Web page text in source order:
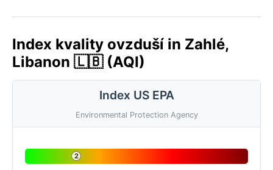
Index kvality ovzduší in Zahlé,
Libanon 🇱🇧 (AQI)
Index US EPA
Environmental Protection Agency
2